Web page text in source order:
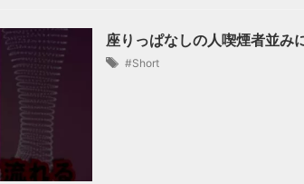
座りっぱなしの人喫煙者並み
#Short